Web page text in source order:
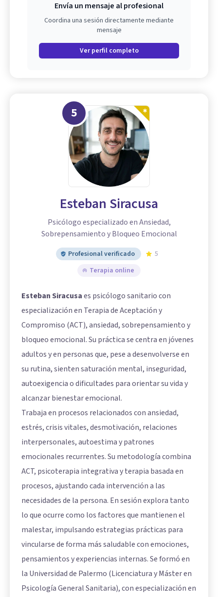
Envía un mensaje al profesional
Coordina una sesión directamente mediante
mensaje
Ver perfil completo
5
Esteban Siracusa
Psicólogo especializado en Ansiedad,
Sobrepensamiento y Bloqueo Emocional
Profesional verificado
5
Terapia online
Esteban Siracusaes psicólogo sanitario con
especialización en Terapia de Aceptación y
Compromiso (ACT), ansiedad, sobrepensamiento y
bloqueo emocional. Su práctica se centra en jóvenes
adultos y en personas que, pese a desenvolverse en
su rutina, sienten saturación mental, inseguridad,
autoexigencia o dificultades para orientar su vida y
alcanzar bienestar emocional.
Trabaja en procesos relacionados con ansiedad,
estrés, crisis vitales, desmotivación, relaciones
interpersonales, autoestima y patrones
emocionales recurrentes. Su metodología combina
ACT, psicoterapia integrativa y terapia basada en
procesos, ajustando cada intervención a las
necesidades de la persona. En sesión explora tanto
lo que ocurre como los factores que mantienen el
malestar, impulsando estrategias prácticas para
vincularse de forma más saludable con emociones,
pensamientos y experiencias internas. Se formó en
la Universidad de Palermo (Licenciatura y Máster en
Psicología General Sanitaria), con especialización en